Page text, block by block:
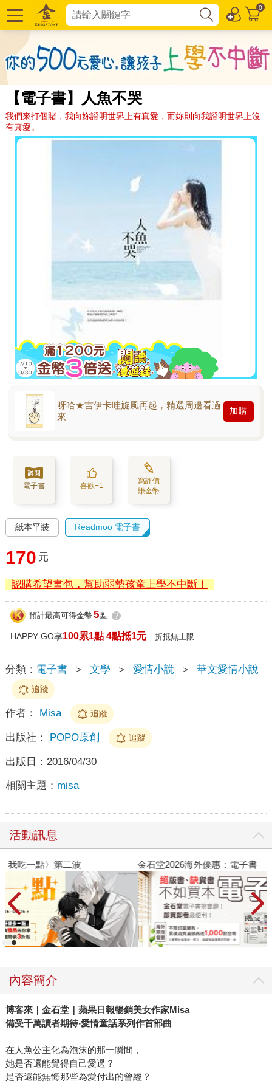
0
【電子書】人魚不哭
我們來打個賭，我向妳證明世界上有真愛，而妳則向我證明世界上沒
有真愛。
呀哈★吉伊卡哇旋風再起，精選周邊看過
來
加購
電子書 喜歡+1
寫評價
賺金幣
紙本平裝 Readmoo 電子書
170 元
認購希望書包，幫助弱勢孩童上學不中斷！
預計最高可得金幣 5點 ?
HAPPY GO享100累1點 4點抵1元 折抵無上限
分類： 電子書 ＞ 文學 ＞ 愛情小說 ＞ 華文愛情小說
追蹤
作者： Misa 追蹤
出版社： POPO原創 追蹤
出版日： 2016/04/30
相關主題： misa
活動訊息
金石堂2026海外優惠：電子書
內容簡介
博客來｜金石堂｜蘋果日報暢銷美女作家Misa
備受千萬讀者期待‧愛情童話系列作首部曲
在人魚公主化為泡沫的那一瞬間，
她是否還能覺得自己愛過？
是否還能無悔那些為愛付出的曾經？